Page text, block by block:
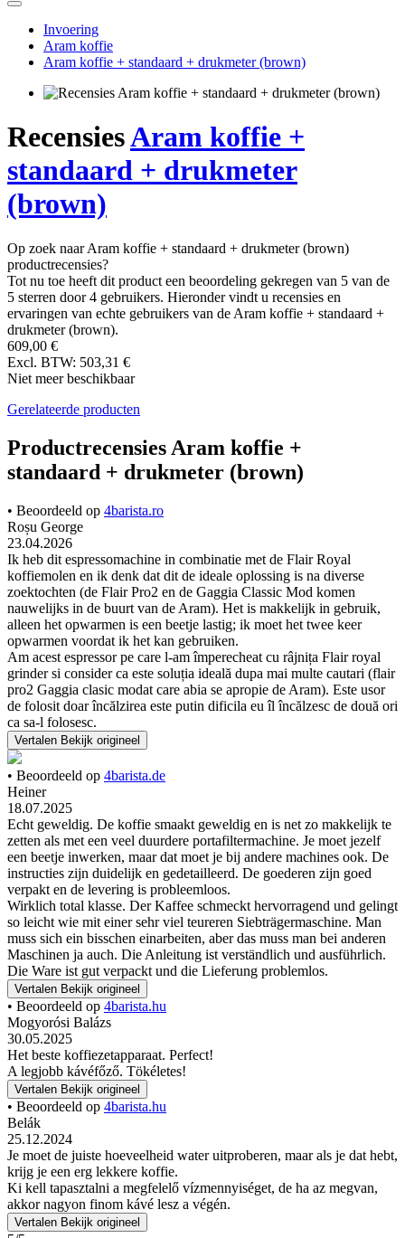
Invoering
Aram koffie
Aram koffie + standaard + drukmeter (brown)
RecensiesAram koffie +
standaard + drukmeter
(brown)
Op zoek naar Aram koffie + standaard + drukmeter (brown)
productrecensies?
Tot nu toe heeft dit product een beoordeling gekregen van 5 van de
5 sterren door 4 gebruikers. Hieronder vindt u recensies en
ervaringen van echte gebruikers van de Aram koffie + standaard +
drukmeter (brown).
609,00 €
Excl. BTW: 503,31 €
Niet meer beschikbaar
Gerelateerde producten
Productrecensies Aram koffie +
standaard + drukmeter (brown)
• Beoordeeld op 4barista.ro
Roșu George
23.04.2026
Ik heb dit espressomachine in combinatie met de Flair Royal
koffiemolen en ik denk dat dit de ideale oplossing is na diverse
zoektochten (de Flair Pro2 en de Gaggia Classic Mod komen
nauwelijks in de buurt van de Aram). Het is makkelijk in gebruik,
alleen het opwarmen is een beetje lastig; ik moet het twee keer
opwarmen voordat ik het kan gebruiken.
Am acest espressor pe care l-am împerecheat cu râjnița Flair royal
grinder si consider ca este soluția ideală dupa mai multe cautari (flair
pro2 Gaggia clasic modat care abia se apropie de Aram). Este usor
de folosit doar încălzirea este putin dificila eu îl încălzesc de două ori
ca sa-l folosesc.
Vertalen Bekijk origineel
• Beoordeeld op 4barista.de
Heiner
18.07.2025
Echt geweldig. De koffie smaakt geweldig en is net zo makkelijk te
zetten als met een veel duurdere portafiltermachine. Je moet jezelf
een beetje inwerken, maar dat moet je bij andere machines ook. De
instructies zijn duidelijk en gedetailleerd. De goederen zijn goed
verpakt en de levering is probleemloos.
Wirklich total klasse. Der Kaffee schmeckt hervorragend und gelingt
so leicht wie mit einer sehr viel teureren Siebträgermaschine. Man
muss sich ein bisschen einarbeiten, aber das muss man bei anderen
Maschinen ja auch. Die Anleitung ist verständlich und ausführlich.
Die Ware ist gut verpackt und die Lieferung problemlos.
Vertalen Bekijk origineel
• Beoordeeld op 4barista.hu
Mogyorósi Balázs
30.05.2025
Het beste koffiezetapparaat. Perfect!
A legjobb kávéfőző. Tökéletes!
Vertalen Bekijk origineel
• Beoordeeld op 4barista.hu
Belák
25.12.2024
Je moet de juiste hoeveelheid water uitproberen, maar als je dat hebt,
krijg je een erg lekkere koffie.
Ki kell tapasztalni a megfelelő vízmennyiséget, de ha az megvan,
akkor nagyon finom kávé lesz a végén.
Vertalen Bekijk origineel